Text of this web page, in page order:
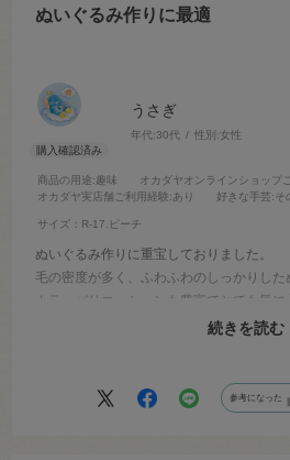
うさぎ
年代:30代 性別:女性
商品の用途:趣味 オカダヤオンラインショップ
オカダヤ実店舗ご利用経験:あり 好きな手芸:そ
サイズ：R-17.ピーチ
ぬいぐるみ作りに最適
ぬいぐるみ作りに重宝しておりました。
毛の密度が多く、ふわふわのしっかりした
カラーバリエーションも豊富でとても気
続きを読む
参考になった